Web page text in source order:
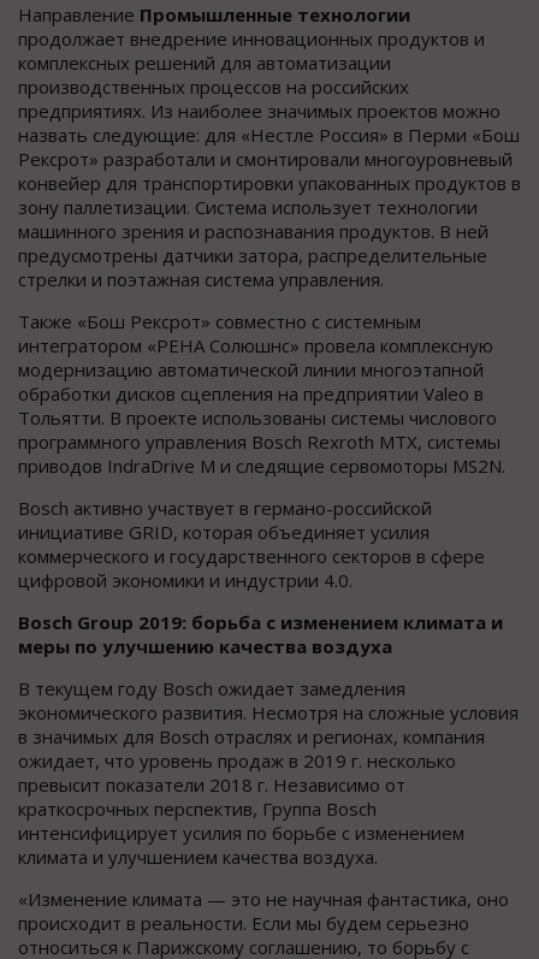
Направление Промышленные технологии
продолжает внедрение инновационных продуктов и
комплексных решений для автоматизации
производственных процессов на российских
предприятиях. Из наиболее значимых проектов можно
назвать следующие: для «Нестле Россия» в Перми «Бош
Рексрот» разработали и смонтировали многоуровневый
конвейер для транспортировки упакованных продуктов в
зону паллетизации. Система использует технологии
машинного зрения и распознавания продуктов. В ней
предусмотрены датчики затора, распределительные
стрелки и поэтажная система управления.
Также «Бош Рексрот» совместно с системным
интегратором «РЕНА Солюшнс» провела комплексную
модернизацию автоматической линии многоэтапной
обработки дисков сцепления на предприятии Valeo в
Тольятти. В проекте использованы системы числового
программного управления Bosch Rexroth MTX, системы
приводов IndraDrive M и следящие сервомоторы MS2N.
Bosch активно участвует в германо-российской
инициативе GRID, которая объединяет усилия
коммерческого и государственного секторов в сфере
цифровой экономики и индустрии 4.0.
Bosch Group 2019: борьба с изменением климата и
меры по улучшению качества воздуха
В текущем году Bosch ожидает замедления
экономического развития. Несмотря на сложные условия
в значимых для Bosch отраслях и регионах, компания
ожидает, что уровень продаж в 2019 г. несколько
превысит показатели 2018 г. Независимо от
краткосрочных перспектив, Группа Bosch
интенсифицирует усилия по борьбе с изменением
климата и улучшением качества воздуха.
«Изменение климата — это не научная фантастика, оно
происходит в реальности. Если мы будем серьезно
относиться к Парижскому соглашению, то борьбу с